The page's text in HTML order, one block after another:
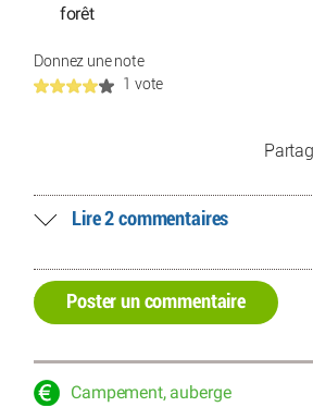
forêt
Donnez une note
1 vote
Lire 2 commentaires
Poster un commentaire
Campement, auberge